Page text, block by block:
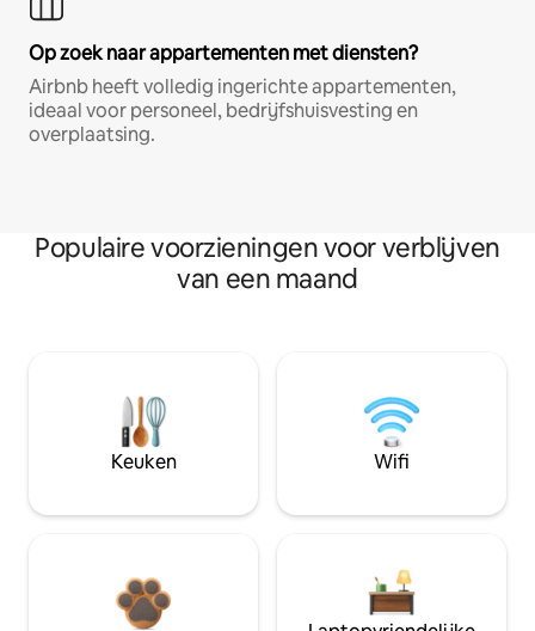
Op zoek naar appartementen met diensten?
Airbnb heeft volledig ingerichte appartementen,
ideaal voor personeel, bedrijfshuisvesting en
overplaatsing.
Populaire voorzieningen voor verblijven
van een maand
Keuken Wifi